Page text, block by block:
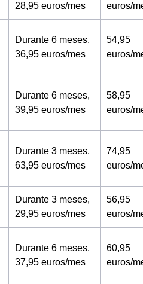
28,95 euros/mes
euros/
Durante 6 meses,
36,95 euros/mes
54,95
euros/
Durante 6 meses,
39,95 euros/mes
58,95
euros/
Durante 3 meses,
63,95 euros/mes
74,95
euros/
Durante 3 meses,
29,95 euros/mes
56,95
euros/
Durante 6 meses,
37,95 euros/mes
60,95
euros/